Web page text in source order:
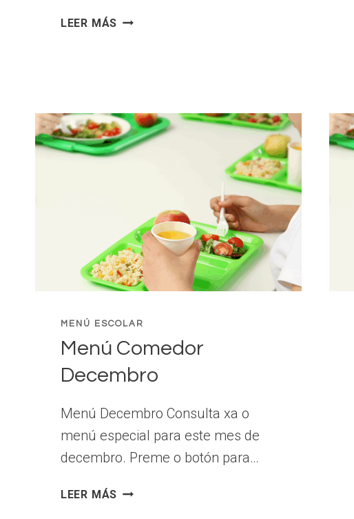
LEER MÁS MENÚ
MENÚ ESCOLAR
Menú Comedor
Decembro
Menú Decembro Consulta xa o
menú especial para este mes de
decembro. Preme o botón para…
LEER MÁS MENÚ